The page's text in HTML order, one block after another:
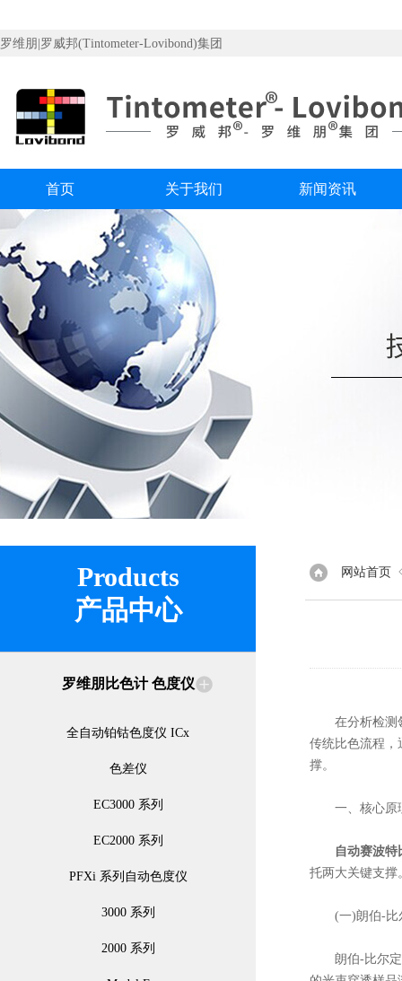
罗维朋|罗威邦(Tintometer-Lovibond)集团
首页 关于我们 新闻资讯
Products
产品中心
罗维朋比色计 色度仪
全自动铂钴色度仪 ICx
色差仪
EC3000 系列
EC2000 系列
PFXi 系列自动色度仪
3000 系列
2000 系列
网站首页
在分析检测领
传统比色流程，
撑。
一、核心原理
自动赛波特
托两大关键支撑
(一)朗伯-比
朗伯-比尔定律